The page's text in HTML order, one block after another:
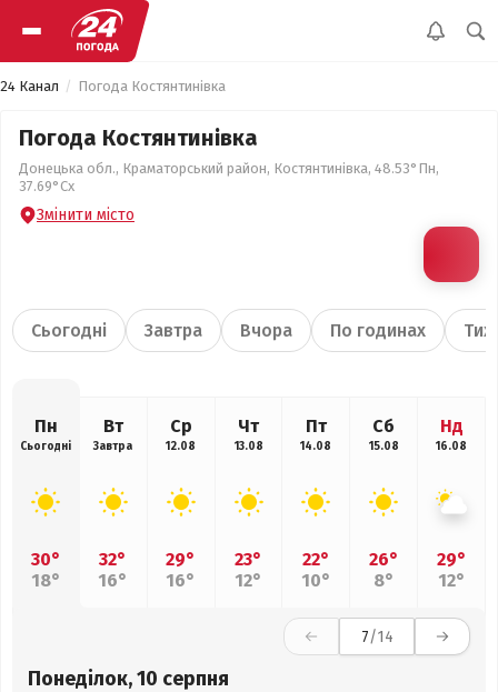
24 Канал Погода Костянтинівка
Погода Костянтинівка
Донецька обл., Краматорський район, Костянтинівка, 48.53°Пн,
37.69°Сх
Змінити місто
Сьогодні Завтра Вчора По годинах
Пн
Сьогодні
30°
18°
Вт
Завтра
32°
16°
Ср
12.08
29°
16°
Чт
13.08
23°
12°
Пт
14.08
22°
10°
Сб
15.08
26°
8°
Нд
16.08
29°
12°
7/14
Понеділок, 10 серпня